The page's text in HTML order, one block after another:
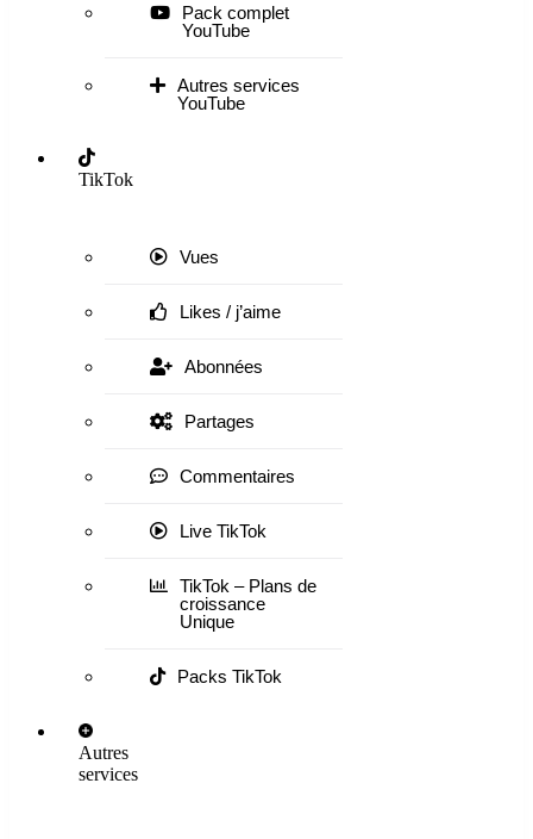
Pack complet
YouTube
Autres services
YouTube
TikTok
Vues
Likes / j’aime
Abonnées
Partages
Commentaires
Live TikTok
TikTok – Plans de
croissance
Unique
Packs TikTok
Autres
services